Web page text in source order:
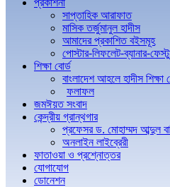
প্রকাশনা
সাপ্তাহিক আরাফাত
মাসিক তর্জুমানুল হাদীস
আমাদের প্রকাশিত বইসমূহ
পোস্টার-লিফলেট-ব্যানার-
শিক্ষা বোর্ড
বাংলাদেশ আহলে হাদীস শিক্ষা
ফলাফল
জমঈয়ত সংবাদ
কেন্দ্রীয় গ্রান্থগার
প্রফেসর ড. মোহাম্মদ আব্দুল
অনলাইন লাইব্রেরী
ফাতাওয়া ও প্রশ্নোত্তর
যোগাযোগ
ডোনেশন